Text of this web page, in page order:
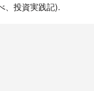
、投資実践記).